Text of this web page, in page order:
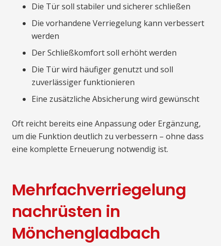
Die Tür soll stabiler und sicherer schließen
Die vorhandene Verriegelung kann verbessert
werden
Der Schließkomfort soll erhöht werden
Die Tür wird häufiger genutzt und soll
zuverlässiger funktionieren
Eine zusätzliche Absicherung wird gewünscht
Oft reicht bereits eine Anpassung oder Ergänzung,
um die Funktion deutlich zu verbessern – ohne dass
eine komplette Erneuerung notwendig ist.
Mehrfachverriegelung
nachrüsten in
Mönchengladbach